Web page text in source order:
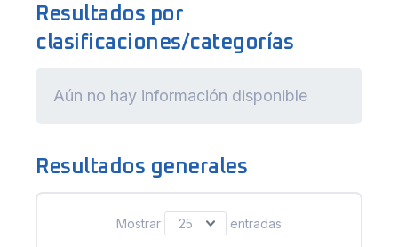
Resultados por
clasificaciones/categorías
Aún no hay información disponible
Resultados generales
Mostrar entradas